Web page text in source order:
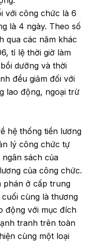
với công chức là 6
là 4 ngày. Theo số
qua các năm khác
tỉ lệ thời giờ làm
dưỡng và thời
đều giảm đối với
lao động, ngoại trừ
hệ thống tiền lương
lý công chức tự
sách của
của công chức.
phán ở cấp trung
cùng là thương
động với mục đích
tranh trên toàn
cùng một loại